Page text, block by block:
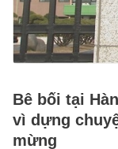
Bê bối tại
vì dựng
mừng